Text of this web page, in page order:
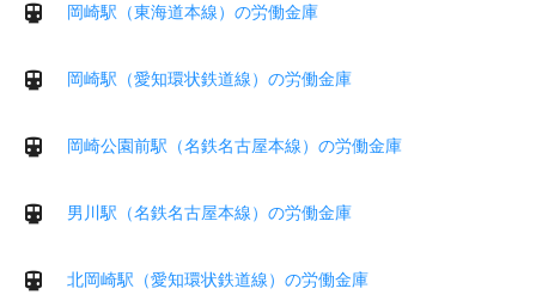
岡崎駅（東海道本線）の労働金庫
岡崎駅（愛知環状鉄道線）の労働金庫
岡崎公園前駅（名鉄名古屋本線）の労働金庫
男川駅（名鉄名古屋本線）の労働金庫
北岡崎駅（愛知環状鉄道線）の労働金庫